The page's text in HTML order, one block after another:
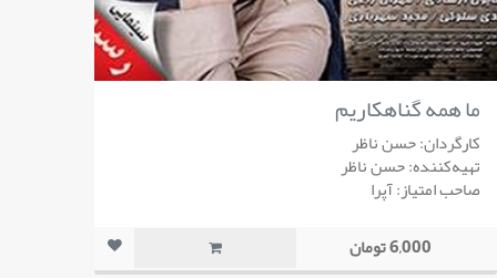
ما همه گناهکاریم
کارگردان: حسن ناظر
تهیه‌کننده: حسن ناظر
صاحب امتیاز: آپرا
6,000 تومان